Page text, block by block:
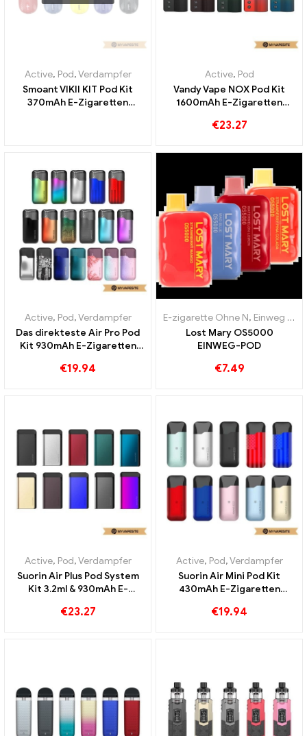
Active, Pod,Verdampfer
Smoant VIKII KIT Pod Kit
370mAh E-Zigaretten
Active, Pod
Vandy Vape NOX Pod Kit
1600mAh E-Zigaretten
€23.27
Active, Pod,Verdampfer
Das direkteste Air Pro Pod
Kit 930mAh E-Zigaretten
€19.94
E-zigarette Ohne N, Einweg E-Zigaretten
Lost Mary OS5000
EINWEG-POD
€7.49
Active, Pod,Verdampfer
Suorin Air Plus Pod System
Kit 3.2ml & 930mAh E-
Custom
€23.27
Active, Pod,Verdampfer
Suorin Air Mini Pod Kit
430mAh E-Zigaretten
€19.94